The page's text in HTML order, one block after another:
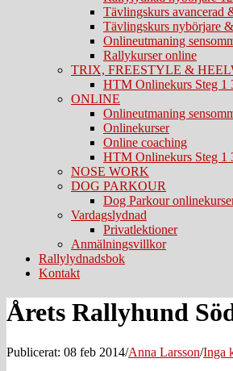
Tävlingskurs avancerad
Tävlingskurs nybörjare
Onlineutmaning
Rallykurser online
TRIX, FREESTYLE &
HTM Onlinekurs Steg 1
ONLINE
Onlineutmaning
Onlinekurser
Online coaching
HTM Onlinekurs Steg 1
NOSE WORK
DOG PARKOUR
Dog Parkour
Vardagslydnad
Privatlektioner
Anmälningsvillkor
Rallylydnadsbok
Kontakt
Årets Rallyhund
Publicerat: 08 feb 2014/Anna Larsson/Inga